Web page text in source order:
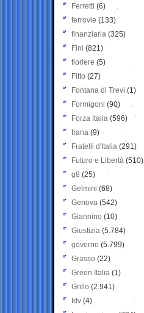
Ferretti (6)
ferrovie (133)
finanziaria (325)
Fini (821)
fioriere (5)
Fitto (27)
Fontana di Trevi (1)
Formigoni (90)
Forza Italia (596)
frana (9)
Fratelli d'Italia (291)
Futuro e Libertà (510)
g8 (25)
Gelmini (68)
Genova (542)
Giannino (10)
Giustizia (5.784)
governo (5.799)
Grasso (22)
Green Italia (1)
Grillo (2.941)
Idv (4)